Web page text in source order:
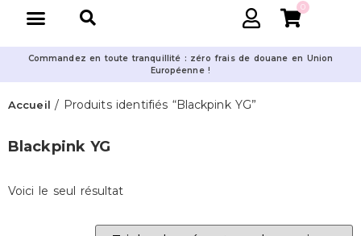
0
Commandez en toute tranquillité : zéro frais de douane en Union
Européenne !
Accueil / Produits identifiés “Blackpink YG”
Blackpink YG
Voici le seul résultat